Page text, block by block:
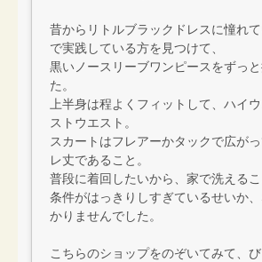
昔からリトルブラックドレスに憧れ
で実践している方を見つけて、
黒いノースリーブワンピースをずっ
た。
上半身は程よくフィットして、ハイ
ストウエスト。
スカートはフレアーかタックで広が
レ丈であること。
普段に着回したいから、家で洗えるこ
条件がはっきりしすぎているせいか
かりませんでした。
こちらのショップをのぞいてみて、